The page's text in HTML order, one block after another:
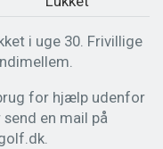
i uge 30. Frivillige
for hjælp udenfor
en mail på